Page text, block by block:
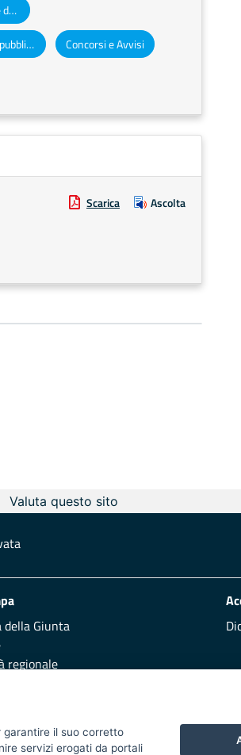
Decreti e ordinanze del Presidente della Giunta regionale
Atti degli enti locali e degli enti pubblici e privati Concorsi e Avvisi
Scarica Ascolta
Valuta questo sito
della Giunta
regionale
garantire il suo corretto
servizi erogati da portali